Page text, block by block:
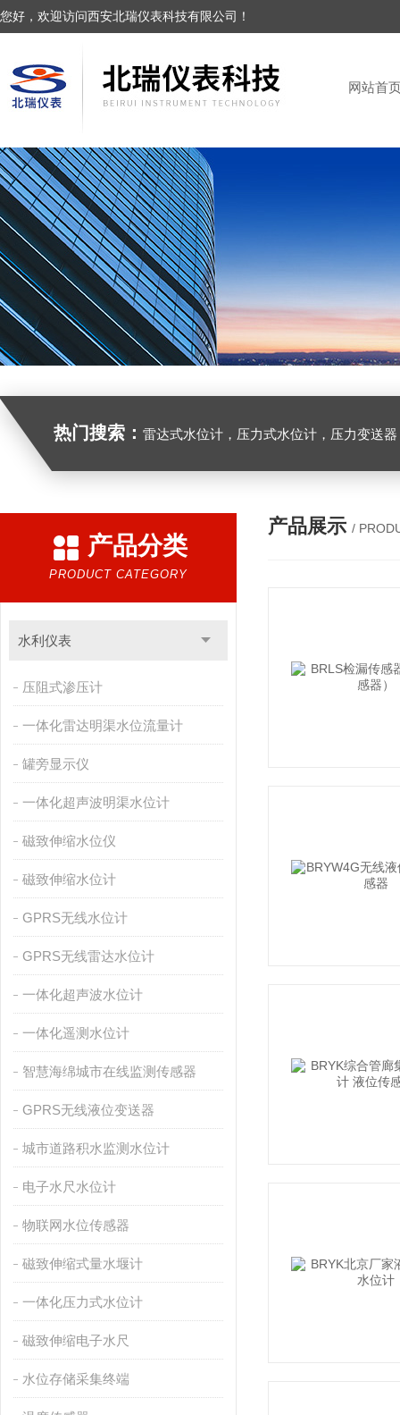
您好，欢迎访问西安北瑞仪表科技有限公司！
网站首
热门搜索： 雷达式水位计，压力式水位计，压力变送器
产品分类
PRODUCT CATEGORY
水利仪表
压阻式渗压计
一体化雷达明渠水位流量计
罐旁显示仪
一体化超声波明渠水位计
磁致伸缩水位仪
磁致伸缩水位计
GPRS无线水位计
GPRS无线雷达水位计
一体化超声波水位计
一体化遥测水位计
智慧海绵城市在线监测传感器
GPRS无线液位变送器
城市道路积水监测水位计
电子水尺水位计
物联网水位传感器
磁致伸缩式量水堰计
一体化压力式水位计
磁致伸缩电子水尺
水位存储采集终端
产品展示 /